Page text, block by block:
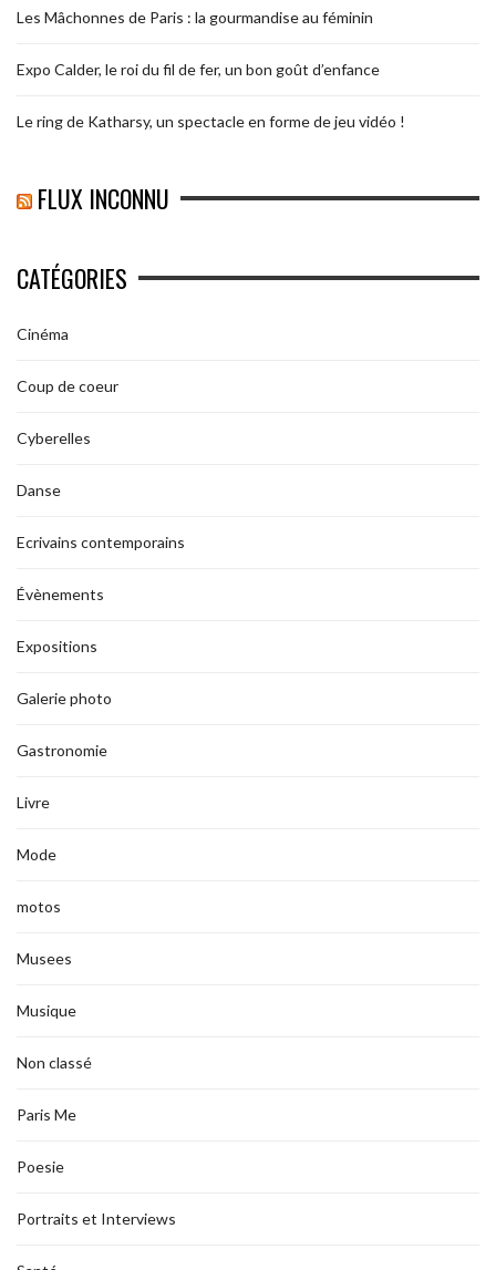
Les Mâchonnes de Paris : la gourmandise au féminin
Expo Calder, le roi du fil de fer, un bon goût d’enfance
Le ring de Katharsy, un spectacle en forme de jeu vidéo !
FLUX INCONNU
CATÉGORIES
Cinéma
Coup de coeur
Cyberelles
Danse
Ecrivains contemporains
Évènements
Expositions
Galerie photo
Gastronomie
Livre
Mode
motos
Musees
Musique
Non classé
Paris Me
Poesie
Portraits et Interviews